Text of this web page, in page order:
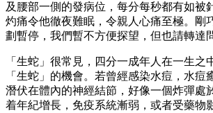
及腰部一側的發病位，每分每秒都有如被
灼痛令他徹夜難眠，令親人心痛至極。剛
劃暫停，我們暫不方便探望，但也請轉達
「生蛇」很常見，四分一成年人在一生之
「生蛇」的機會。若曾經感染水痘，水痘
潛伏在體內的神經結節，好像一個炸彈處
着年紀增長，免疫系統漸弱，或者受藥物